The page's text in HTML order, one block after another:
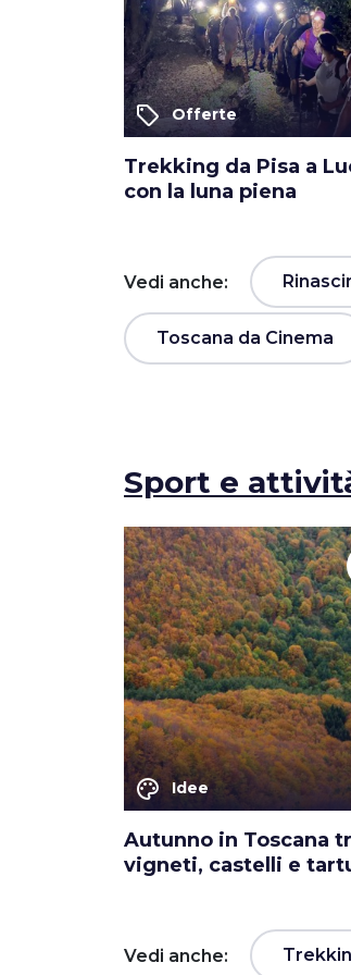
local_offer Offerte
Trekking da Pisa a
con la luna piena
Vedi anche:
Toscana da Cinema
Sport e
palette Idee
Autunno in Toscana
vigneti, castelli e
Vedi anche: